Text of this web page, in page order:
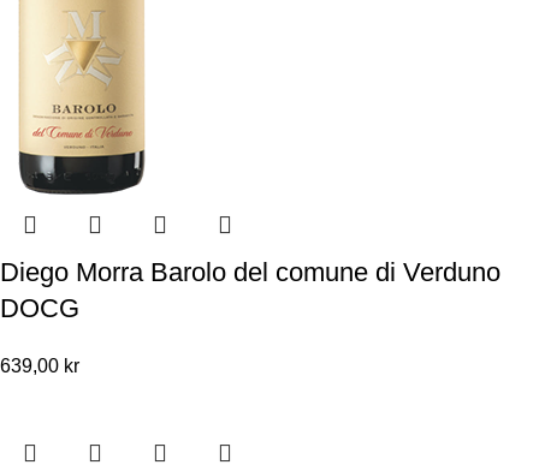
Diego Morra Barolo del comune di Verduno
DOCG
639,00 kr